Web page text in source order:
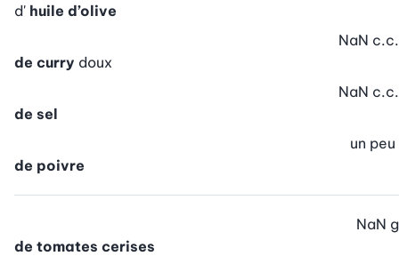
d' huile d’olive
de curry doux
NaN c.c.
de sel
NaN c.c.
de poivre
un peu
de tomates cerises
NaN g